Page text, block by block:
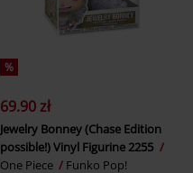
%
69.90 zł
Jewelry Bonney (Chase Edition
possible!) Vinyl Figurine 2255
One Piece
Funko Pop!